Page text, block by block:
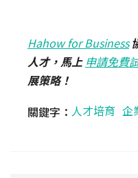
Hahow for Business
人才，馬上 申請免費
展策略！
關鍵字： 人才培育 企